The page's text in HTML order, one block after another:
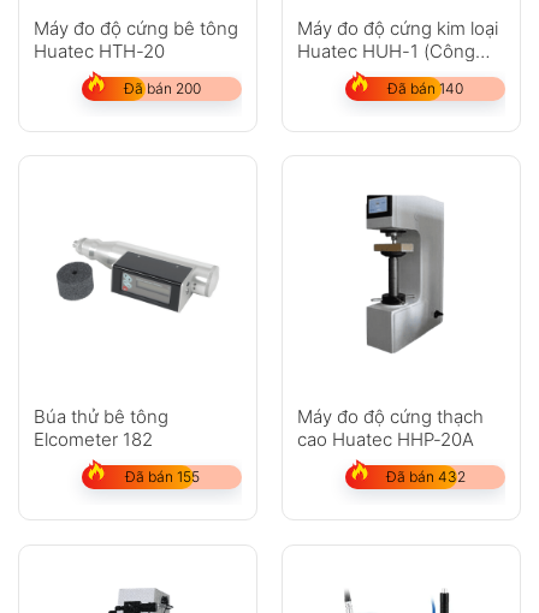
Máy đo độ cứng bê tông
Huatec HTH-20
Đã bán 200
Máy đo độ cứng kim loại
Huatec HUH-1 (Công
nghệ siêu âm Đức)
Đã bán 140
Búa thử bê tông
Elcometer 182
Đã bán 155
Máy đo độ cứng thạch
cao Huatec HHP-20A
Đã bán 432